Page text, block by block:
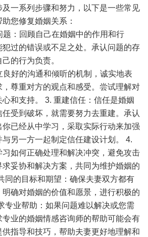
一系列步骤和努力，以下是一些常见
您修复婚姻关系：
题：回顾自己在婚姻中的作用和行
过的错误或不足之处。承认问题的存
的行为负责。
良好的沟通和倾听的机制，诚实地表
尊重对方的观点和感受。尝试理解对
和支持。
3. 重建信任：信任是婚姻
受到破坏，就需要努力去重建。承认
已经从中学习，采取实际行动来加强
另一方一起制定信任建设计划。
4.
如何正确处理和解决冲突，避免攻击
妥协和解决方案，共同为维护婚姻的
同的目标和期望：确保夫妻双方都有
确对婚姻的价值和愿景，进行积极的
专业帮助：如果问题难以解决或您需
业的婚姻情感咨询师的帮助可能会有
指导和技巧，帮助夫妻更好地理解和